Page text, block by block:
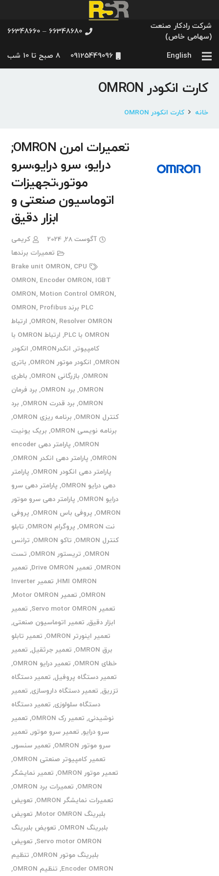
شرکت رادکار صنعت
(سهامی خاص)
66348680 – 66348660
English
09125449096 8 صبح تا 10 شب
کارت انکودر OMRON
خانه کارت انکودر OMRON
تعمیرات امرن OMRON;
درایو، سرو درایو،سرو
موتور،تجهیزات
اتوماسیون صنعتی و
ابزار دقیق
آگوست 28, 2024
کریمی
تعمیرات برندها
Brake unit OMRON, CPU
OMRON, Encoder OMRON, IGBT
OMRON, Motion Control OMRON,
PLC برند OMRON
, Profibus
OMRON, Resolver OMRON
, ارتباط
OMRON با PLC
,
ارتباط OMRON با
کامپیوتر, انکدرOMRON , انکودر
OMRON
, انکودر موتور OMRON , باتری
OMRON
, بازرگانی OMRON , باطری
OMRON
, برد OMRON , برد فرمان
OMRON
, برد قدرت OMRON , برد
کنترل OMRON
, برنامه ریزی OMRON
,
برنامه نویسی OMRON
, بریک یونیت
OMRON
,
پارامتر دهی encoder
OMRON
, پارامتر دهی انکدر OMRON
,
پارامتر دهی انکودر OMRON
, پارامتر
دهی درایو OMRON
, پارامتر دهی سرو
درایو OMRON
, پارامتر دهی سرو موتور
OMRON
, پروفی باس OMRON , پروفی
نت OMRON
, پروگرام OMRON , تابلو
کنترل OMRON
, تاکو OMRON , ترانس
OMRON
, تریستور OMRON , تست
OMRON
, تعمیر Drive OMRON , تعمیر
HMI OMRON
,
تعمیر Inverter
OMRON
, تعمیر Motor OMRON
,
تعمیر Servo motor OMRON
, تعمیر
ابزار دقیق, تعمیر اتوماسیون صنعتی,
تعمیر اینورتر OMRON
, تعمیر تابلو
برق OMRON
, تعمیر جرثقیل, تعمیر
خطای OMRON
, تعمیر درایو OMRON
,
تعمیر دستگاه پروفیل, تعمیر دستگاه
تزریق, تعمیر دستگاه داروسازی, تعمیر
دستگاه سلولوزی, تعمیر دستگاه
نوشیدنی, تعمیر رک OMRON , تعمیر
سرو درایو, تعمیر سرو موتور, تعمیر
سرو موتور OMRON
, تعمیر سنسور,
تعمیر کامپیوتر صنعتی OMRON
,
تعمیر موتور OMRON
, تعمیر نمایشگر
OMRON
, تعمیرات برد OMRON
,
تعمیرات نمایشگر OMRON
, تعویض
بلبرینگ Motor OMRON
, تعویض
بلبرینگ OMRON
, تعویض بلبرینگ
Servo motor OMRON
, تعویض
بلبرینگ موتور OMRON
, تنظیم
Encoder OMRON
, تنظیم OMRON ,